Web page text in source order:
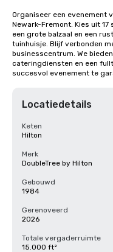
Organiseer een evenement
Newark-Fremont. Kies uit
een grote balzaal en een
tuinhuisje. Blijf verbonden
businesscentrum. We
cateringdiensten en een
succesvol evenement te
Locatiedetails
Keten
Hilton
Merk
DoubleTree by Hilton
Gebouwd
1984
Gerenoveerd
2026
Totale vergaderruimte
15.000 ft²